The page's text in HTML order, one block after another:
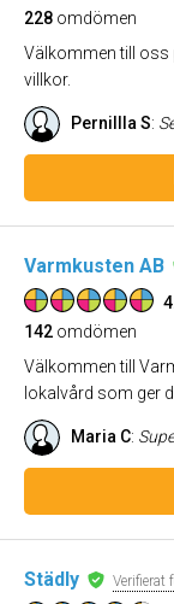
228 omdömen
Välkommen till oss
villkor.
Pernillla S:
Varmkusten AB
142 omdömen
Välkommen till
lokalvård som ger
Maria C:
Städly Verifierat